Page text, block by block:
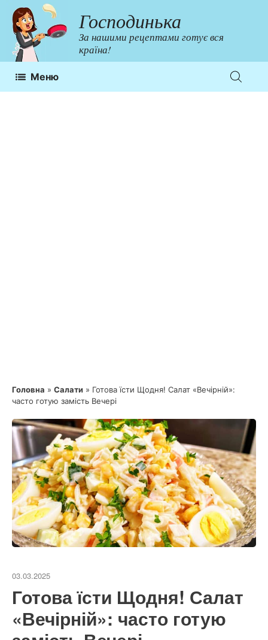
Перейти
до
контенту
Господинька
За нашими рецептами готує вся
країна!
Меню
Головна » Салати » Готова їсти Щодня! Салат «Вечірній»:
часто готую замість Вечері
03.03.2025
Готова їсти Щодня! Салат
«Вечірній»: часто готую